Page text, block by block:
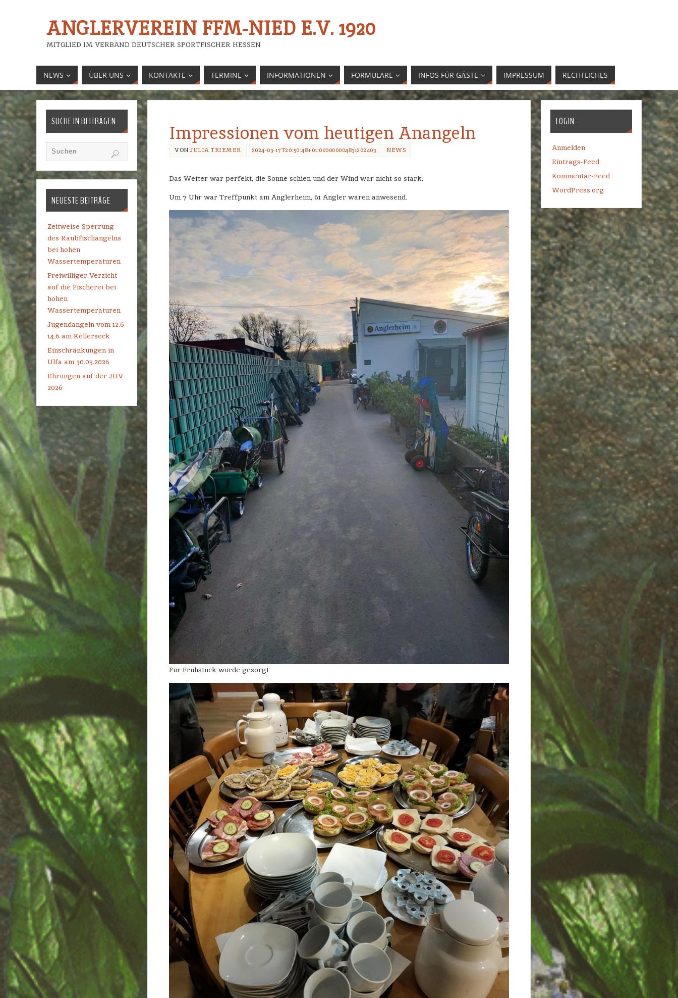
ANGLERVEREIN FFM-NIED E.V. 1920
MITGLIED IM VERBAND DEUTSCHER SPORTFISCHER HESSEN
NEWS ÜBER UNS KONTAKTE TERMINE INFORMATIONEN FORMULARE INFOS FÜR GÄSTE IMPRESSUM RECHTLICHES
Impressionen vom heutigen Anangeln
VON JULIA TRIEMER 2024-03-17T20:50:48+01:000000004831202403 NEWS
Das Wetter war perfekt, die Sonne schien und der Wind war nicht so stark.
Um 7 Uhr war Treffpunkt am Anglerheim, 61 Angler waren anwesend.
Für Frühstück wurde gesorgt
SUCHE IN BEITRÄGEN
NEUESTE BEITRÄGE
Zeitweise Sperrung
des Raubfischangelns
bei hohen
Wassertemperaturen
Freiwilliger Verzicht
auf die Fischerei bei
hohen
Wassertemperaturen
Jugendangeln vom 12.6-
14.6 am Kellerseck
Einschränkungen in
Ulfa am 30.05.2026
Ehrungen auf der JHV
2026
LOGIN
Anmelden
Eintrags-Feed
Kommentar-Feed
WordPress.org